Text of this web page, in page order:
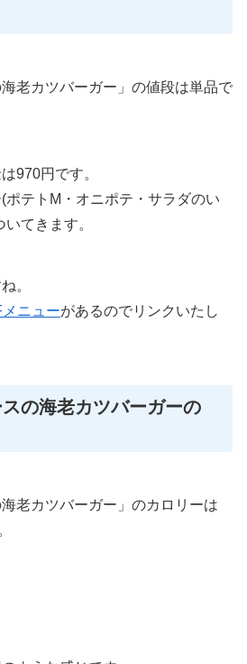
海老カツバーガー」の値段は単品で
970円です。
ポテトM・オニポテ・サラダのい
てきます。
。
ニューがあるのでリンクいたし
の海老カツバーガーの
海老カツバーガー」のカロリーは